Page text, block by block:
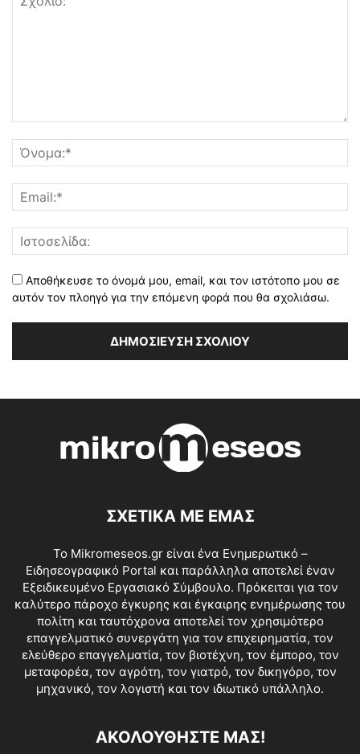
Αποθήκευσε το όνομά μου, email, και τον ιστότοπο μου σε
αυτόν τον πλοηγό για την επόμενη φορά που θα σχολιάσω.
ΣΧΕΤΙΚΑ ΜΕ ΕΜΑΣ
Το Mikromeseos.gr είναι ένα Ενημερωτικό –
Ειδησεογραφικό Portal και παράλληλα αποτελεί έναν
Εξειδικευμένο Εργασιακό Σύμβουλο. Πρόκειται για τον
καλύτερο πάροχο έγκυρης και έγκαιρης ενημέρωσης του
πολίτη και ταυτόχρονα αποτελεί τον χρησιμότερο
επαγγελματικό συνεργάτη για τον επιχειρηματία, τον
ελεύθερο επαγγελματία, τον βιοτέχνη, τον έμπορο, τον
μεταφορέα, τον αγρότη, τον γιατρό, τον δικηγόρο, τον
μηχανικό, τον λογιστή και τον ιδιωτικό υπάλληλο.
ΑΚΟΛΟΥΘΗΣΤΕ ΜΑΣ!